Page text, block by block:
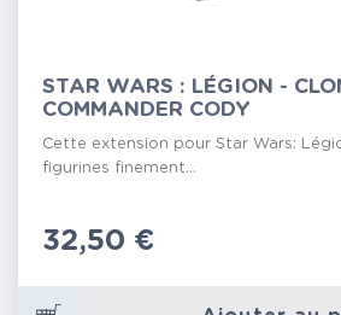
STAR WARS : LÉGION -
COMMANDER CODY
Cette extension pour Star Wars:
figurines finement...
Prix
32,50 €